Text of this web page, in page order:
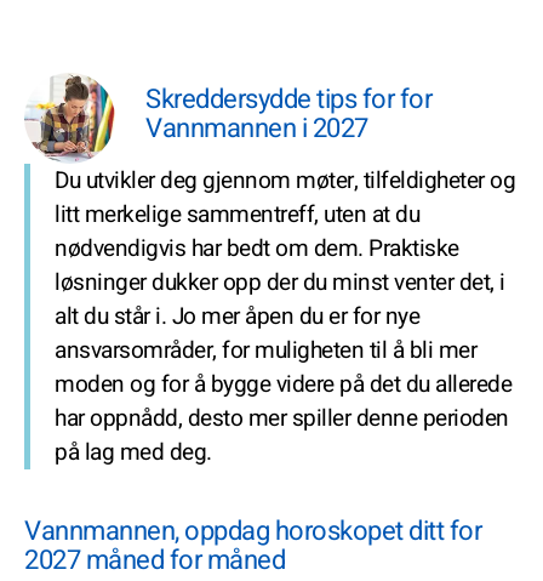
Skreddersydde tips for for
Vannmannen i 2027
Du utvikler deg gjennom møter, tilfeldigheter og
litt merkelige sammentreff, uten at du
nødvendigvis har bedt om dem. Praktiske
løsninger dukker opp der du minst venter det, i
alt du står i. Jo mer åpen du er for nye
ansvarsområder, for muligheten til å bli mer
moden og for å bygge videre på det du allerede
har oppnådd, desto mer spiller denne perioden
på lag med deg.
Vannmannen, oppdag horoskopet ditt for
2027 måned for måned